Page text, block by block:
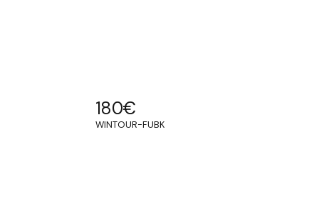
180€
WINTOUR-FUBK